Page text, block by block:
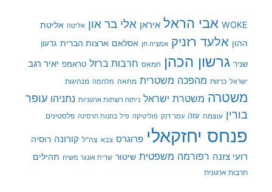
WOKE אבי הראל איראן אלי בר און אליטה אליטת
ההון אלעד רזניק אמציה חן אסלאם ארצות הברית גדעון
שניר גרשון הכהן חמאס חרבות ברזל טראמפ יאיר רגב
ישראל כרזות מהפכה משטרית מחאה מלחמה מנהיגות
משטרה משטרת ישראל ניתוח רשתות ארגוניות נתניהו עופר
בורין עוצמה עזה עמר דנק פוליטיקה פיל בחנות חרסינה פלסטינים
פנחס יחזקאלי פרוגרס צבא צה"ל קורונה רוסיה
רועי צזנה רפורמה משפטית שיטור שרית אונגר משיח תהילים
תרבות ארגונית